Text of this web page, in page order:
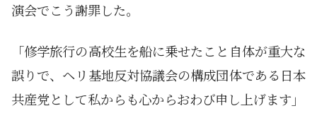
演会でこう謝罪した。
「修学旅行の高校生を船に乗せたこと自体が重大な
誤りで、ヘリ基地反対協議会の構成団体である日本
共産党として私からも心からおわび申し上げます」